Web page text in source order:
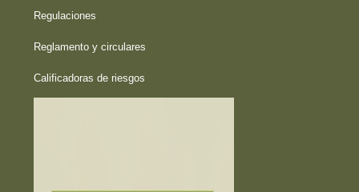
Regulaciones
Reglamento y circulares
Calificadoras de riesgos